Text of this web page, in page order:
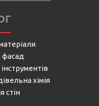
фасад
хімія
стін